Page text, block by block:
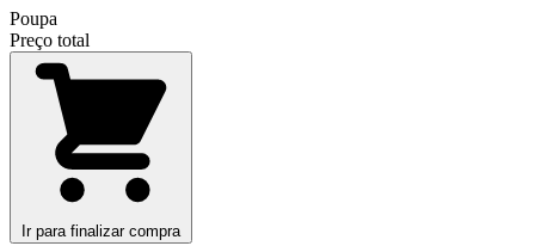
Poupa
Preço total
Ir para finalizar compra